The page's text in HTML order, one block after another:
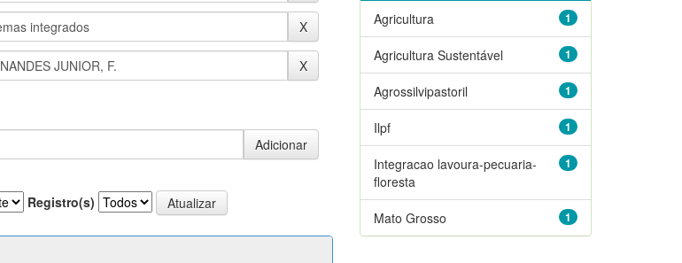
Registro(s)
1
Agricultura
1
Agricultura Sustentável
1
Agrossilvipastoril
1
Ilpf
1
Integracao lavoura-pecuaria-
floresta
1
Mato Grosso